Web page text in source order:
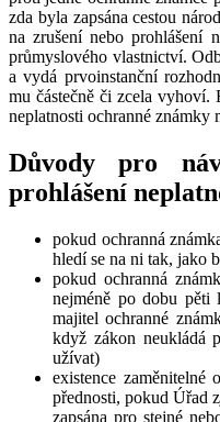
zda byla zapsána cestou
na zrušení nebo prohlášení
průmyslového vlastnictví.
a vydá prvoinstanční
mu částečně či zcela vyhoví.
neplatnosti ochranné známky
Důvody pro
prohlášení
pokud ochranná
hledí se na ni tak, jako
pokud ochranná
nejméně po dobu pěti
majitel ochranné
když zákon neukládá
užívat)
existence zaměnitelné
přednosti, pokud Úřad
zapsána pro stejné